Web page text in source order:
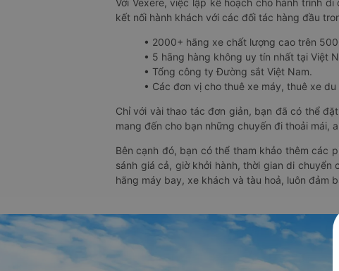
Với Vexere, việc lập kế hoạch cho hành trình
kết nối hành khách với các đối tác hàng đầu
• 2000+ hãng xe chất lượng cao trên
• 5 hãng hàng không uy tín nhất tại Việt
• Tổng công ty Đường sắt Việt Nam.
• Các đơn vị cho thuê xe máy, thuê xe
Chỉ với vài thao tác đơn giản, bạn đã có thể
mang đến cho bạn những chuyến đi thoải mái,
Bên cạnh đó, bạn có thể tham khảo thêm các
sánh giá cả, giờ khởi hành, thời gian di
hãng máy bay, xe khách và tàu hoả, luôn đảm